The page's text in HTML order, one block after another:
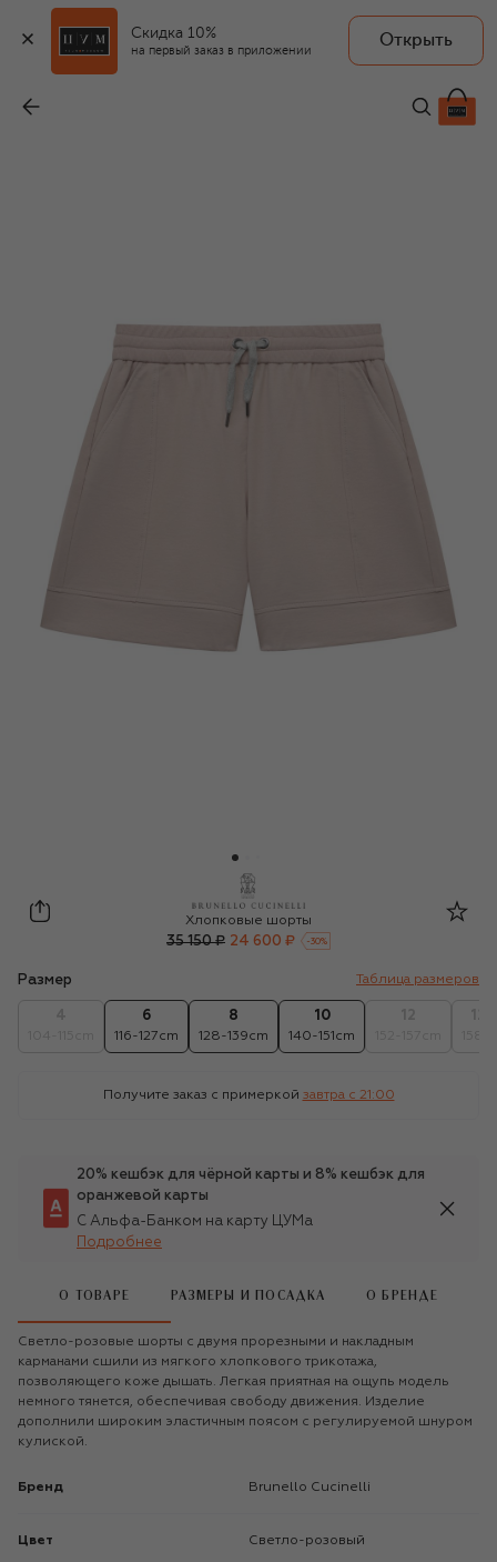
Скидка 10%
на первый заказ в приложении
Открыть
24 600 ₽
Brunello Cucinelli
Хлопковые шорты
35 150 ₽ 24 600 ₽ -30%
Размер Таблица размеров
6
116-127cm
8
128-139cm
10
140-151cm
Получите заказ с примеркой завтра c 21:00
20% кешбэк для чёрной карты и 8% кешбэк для
оранжевой карты
С Альфа-Банком на карту ЦУМа
Подробнее
О ТОВАРЕ РАЗМЕРЫ И ПОСАДКА О БРЕНДЕ
Светло-розовые шорты с двумя прорезными и накладным
карманами сшили из мягкого хлопкового трикотажа,
позволяющего коже дышать. Легкая приятная на ощупь модель
немного тянется, обеспечивая свободу движения. Изделие
дополнили широким эластичным поясом с регулируемой шнуром
кулиской.
Бренд Brunello Cucinelli
Цвет Светло-розовый